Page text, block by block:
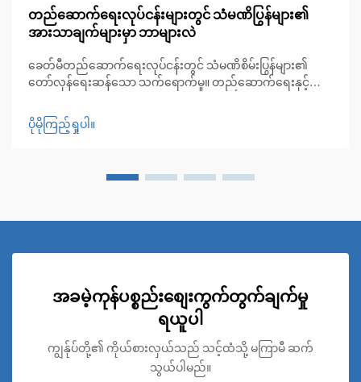
တည်ဆောက်ရေးလုပ်ငန်းများတွင် သံမဏိပြွန်များ၏
အားသာချက်များမှာ ဘာများလဲ
ခေတ်မီတည်ဆောက်ရေးလုပ်ငန်းတွင် သံမဏိစိမ်းပြွန်များ၏
တော်လှန်ရေးဆန်သော သက်ရောက်မှု။ တည်ဆောက်ရေးနှင့်
ပြွန်များသည် ခိုင်မာမှု၊ ပြောင်းလဲအသုံးပြုနိုင်မှုနှင့် အလှအပ
ဆိုင်ရာ ဂုဏ်သတ္တိတို့ကို ပေါင်းစပ်ထားသော အဓိကအသုံးပြုသည့်
ပိုမိုကြည့်ရှုပါ။
အခမဲ့ကုန်ပစ္စည်းစျေးကွက်တွက်ချက်မှု
ရယူပါ
ကျွန်ုပ်တို့၏ ကိုယ်စားလှယ်သည် သင့်ထံသို့ မကြာမီ ဆက်
သွယ်ပါမည်။